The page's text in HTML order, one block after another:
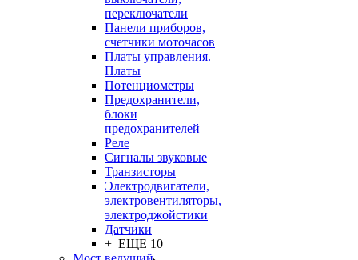
переключатели
Панели приборов,
счетчики моточасов
Платы управления.
Платы
Потенциометры
Предохранители,
блоки
предохранителей
Реле
Сигналы звуковые
Транзисторы
Электродвигатели,
электровентиляторы,
электроджойстики
Датчики
+ ЕЩЕ 10